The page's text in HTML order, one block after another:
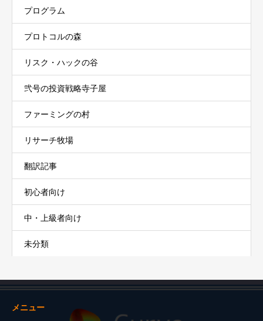
プログラム
プロトコルの森
リスク・ハックの谷
弐号の投資戦略寺子屋
ファーミングの村
リサーチ牧場
翻訳記事
初心者向け
中・上級者向け
未分類
メニュー